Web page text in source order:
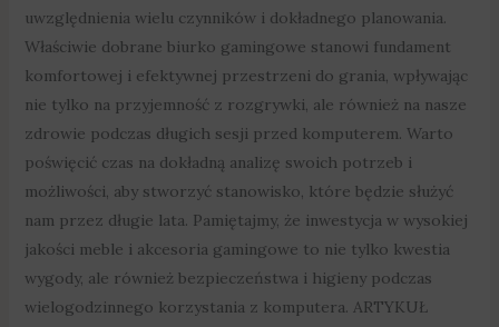
uwzględnienia wielu czynników i dokładnego planowania.
Właściwie dobrane biurko gamingowe stanowi fundament
komfortowej i efektywnej przestrzeni do grania, wpływając
nie tylko na przyjemność z rozgrywki, ale również na nasze
zdrowie podczas długich sesji przed komputerem. Warto
poświęcić czas na dokładną analizę swoich potrzeb i
możliwości, aby stworzyć stanowisko, które będzie służyć
nam przez długie lata. Pamiętajmy, że inwestycja w wysokiej
jakości meble i akcesoria gamingowe to nie tylko kwestia
wygody, ale również bezpieczeństwa i higieny podczas
wielogodzinnego korzystania z komputera. ARTYKUŁ